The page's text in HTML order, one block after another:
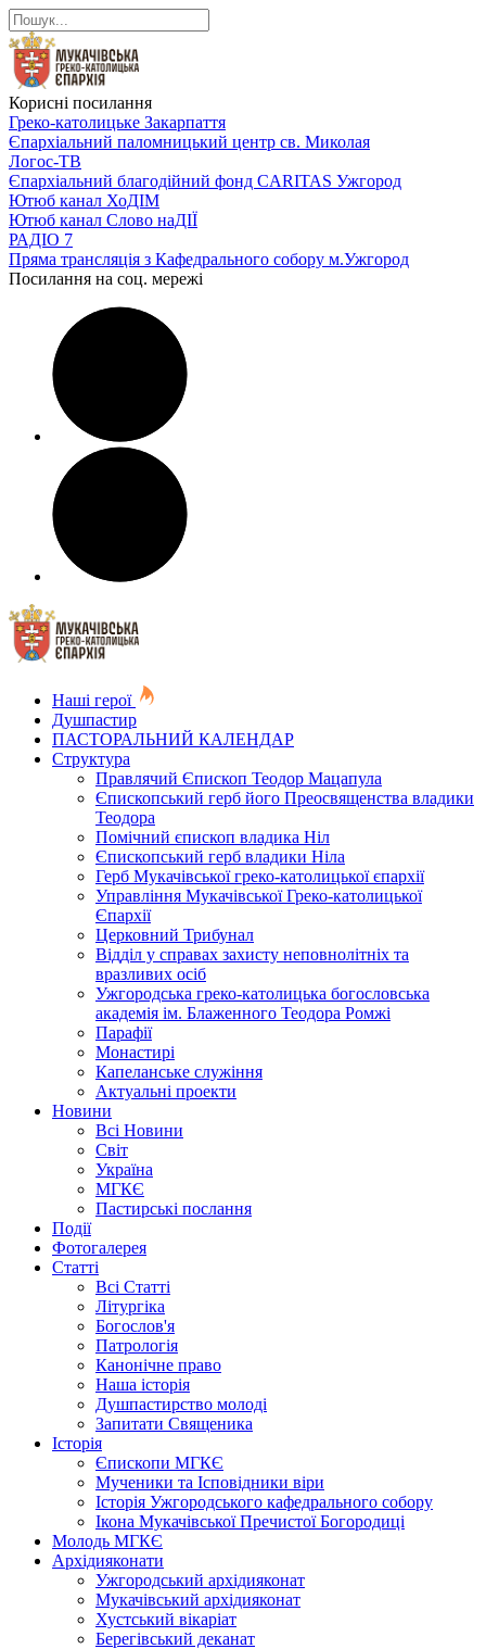
Корисні посилання
Греко-католицьке Закарпаття
Єпархіальний паломницький центр св. Миколая
Логос-ТВ
Єпархіальний благодійний фонд CARITAS Ужгород
Ютюб канал ХоДІМ
Ютюб канал Слово наДІЇ
РАДІО 7
Пряма трансляція з Кафедрального собору м.Ужгород
Посилання на соц. мережі
Наші герої
Душпастир
ПАСТОРАЛЬНИЙ КАЛЕНДАР
Структура
Правлячий Єпископ Теодор Мацапула
Єпископський герб його Преосвященства владики
Теодора
Помічний єпископ владика Ніл
Єпископський герб владики Ніла
Герб Мукачівської греко-католицької єпархії
Управління Мукачівської Греко-католицької
Єпархії
Церковний Трибунал
Відділ у справах захисту неповнолітніх та
вразливих осіб
Ужгородська греко-католицька богословська
академія ім. Блаженного Теодора Ромжі
Парафії
Монастирі
Капеланське служіння
Актуальні проекти
Новини
Всі Новини
Світ
Україна
МГКЄ
Пастирські послання
Події
Фотогалерея
Статті
Всі Статті
Літургіка
Богослов'я
Патрологія
Канонічне право
Наша історія
Душпастирство молоді
Запитати Священика
Історія
Єпископи МГКЄ
Мученики та Ісповідники віри
Історія Ужгородського кафедрального собору
Ікона Мукачівської Пречистої Богородиці
Молодь МГКЄ
Архідияконати
Ужгородський архідияконат
Мукачівський архідияконат
Хустський вікаріат
Берегівський деканат